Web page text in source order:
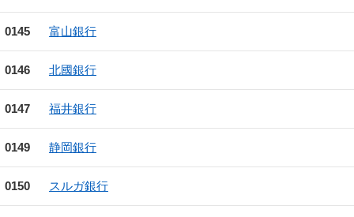
0145 富山銀行
0146 北國銀行
0147 福井銀行
0149 静岡銀行
0150 スルガ銀行